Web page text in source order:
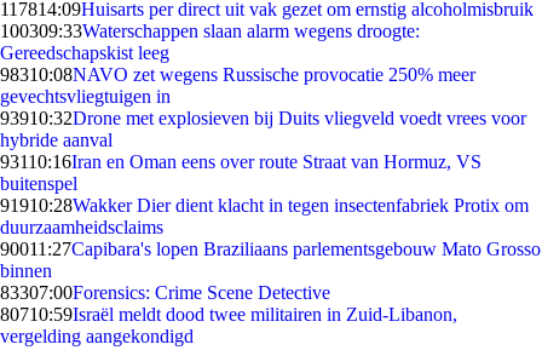
117814:09Huisarts per direct uit vak gezet om ernstig alcoholmisbruik
100309:33Waterschappen slaan alarm wegens droogte:
Gereedschapskist leeg
98310:08NAVO zet wegens Russische provocatie 250% meer
gevechtsvliegtuigen in
93910:32Drone met explosieven bij Duits vliegveld voedt vrees voor
hybride aanval
93110:16Iran en Oman eens over route Straat van Hormuz, VS
buitenspel
91910:28Wakker Dier dient klacht in tegen insectenfabriek Protix om
duurzaamheidsclaims
90011:27Capibara's lopen Braziliaans parlementsgebouw Mato Grosso
binnen
83307:00Forensics: Crime Scene Detective
80710:59Israël meldt dood twee militairen in Zuid-Libanon,
vergelding aangekondigd